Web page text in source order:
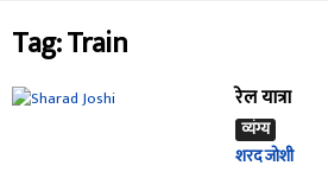
Tag: Train
रेल यात्रा
व्यंग्य
शरद जोशी